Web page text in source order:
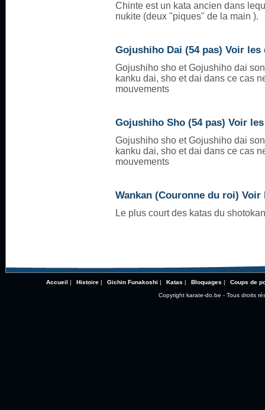
Chinte est un kata ancien dans
nukite (deux "piques" de la main ).
Gojushiho Dai (54 pas) Voir les
Gojushiho sho et Gojushiho dai
kanku dai, sho et dai dans ce cas
mouvements
Gojushiho Sho (54 pas) Voir
Gojushiho sho et Gojushiho dai
kanku dai, sho et dai dans ce cas
mouvements
Wankan (Couronne du roi) Voir
Le plus court des katas du
Accueil | Histoire| Gichin Funakoshi | Katas | Bloquages |
Coups de
Copyright karate-do.be - Tous droits